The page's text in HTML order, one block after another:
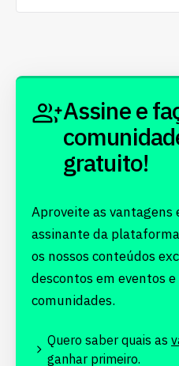
Assine e
gratuito!
Aproveite as vantagens
assinante da
os nossos conteúdos
descontos em eventos
comunidades.
Quero saber quais as
ganhar primeiro.